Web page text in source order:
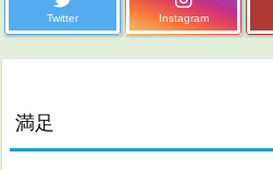
Twitter Instagram
満足